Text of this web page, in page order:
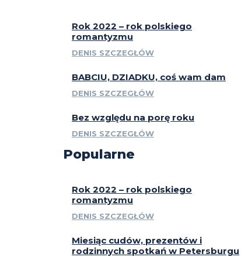
Rok 2022 – rok polskiego
romantyzmu
DENIS SZCZEGŁÓW
BABCIU, DZIADKU, coś wam dam
DENIS SZCZEGŁÓW
Bez względu na porę roku
DENIS SZCZEGŁÓW
Popularne
Rok 2022 – rok polskiego
romantyzmu
DENIS SZCZEGŁÓW
Miesiąc cudów, prezentów i
rodzinnych spotkań w Petersburgu